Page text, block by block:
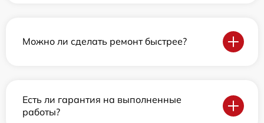
Можно ли сделать ремонт быстрее?
Есть ли гарантия на выполненные
работы?